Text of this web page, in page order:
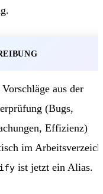
aus der
(Bugs,
Effizienz)
im
ist jetzt ein Alias.